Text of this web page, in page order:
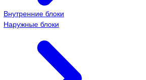
Внутренние блоки
Наружные блоки